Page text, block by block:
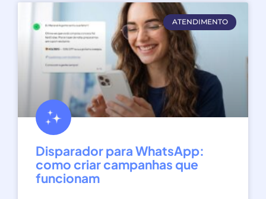
ATENDIMENTO
Disparador para WhatsApp:
como criar campanhas que
funcionam